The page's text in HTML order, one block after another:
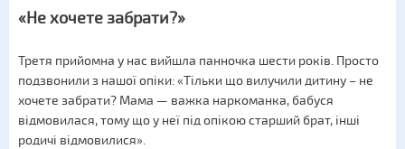
«Не хочете забрати?»
Третя прийомна у нас вийшла панночка шести років. Просто
подзвонили з нашої опіки: «Тільки що вилучили дитину – не
хочете забрати? Мама — важка наркоманка, бабуся
відмовилася, тому що у неї під опікою старший брат, інші
родичі відмовилися».